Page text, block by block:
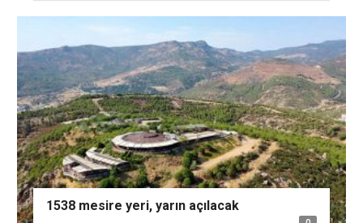
1538 mesire yeri, yarın açılacak